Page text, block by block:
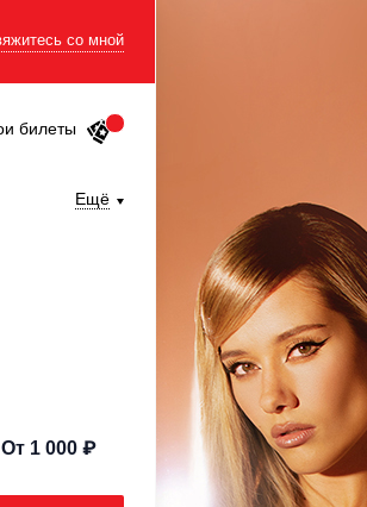
со мной
билеты
Ещё
От 1 000 ₽